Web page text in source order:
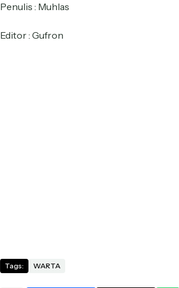
Penulis : Muhlas
Editor : Gufron
Tags: WARTA